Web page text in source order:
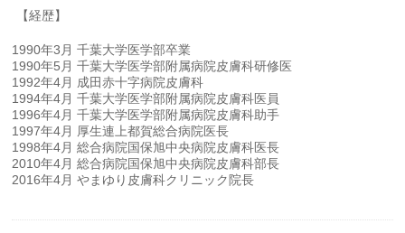
【経歴】
1990年3月 千葉大学医学部卒業
1990年5月 千葉大学医学部附属病院皮膚科研修医
1992年4月 成田赤十字病院皮膚科
1994年4月 千葉大学医学部附属病院皮膚科医員
1996年4月 千葉大学医学部附属病院皮膚科助手
1997年4月 厚生連上都賀総合病院医長
1998年4月 総合病院国保旭中央病院皮膚科医長
2010年4月 総合病院国保旭中央病院皮膚科部長
2016年4月 やまゆり皮膚科クリニック院長